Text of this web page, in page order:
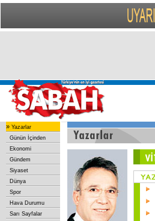
» Yazarlar
Günün İçinden
Ekonomi
Gündem
Siyaset
Dünya
Spor
Hava Durumu
Sarı Sayfalar